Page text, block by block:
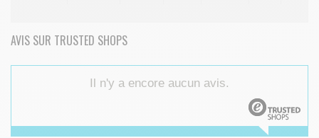
AVIS SUR TRUSTED SHOPS
Il n'y a encore aucun avis.